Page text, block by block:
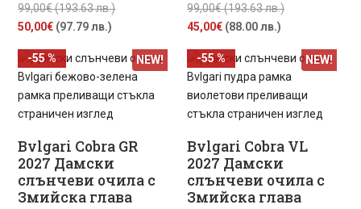
99,00€(193.63 лв.)Original
99,00€
(193.63
лв.).
50,00€ (97.79 лв.)
е:
50,00€
(97.79
лв.).
99,00€(193.63 лв.)Original
99,00€
(193.63
лв.).
45,00€ (88.00 лв.)
е:
45,00€
(88.00
лв.).
Bvlgari Cobra GR
2027 Дамски
слънчеви очила с
Змийска глава
NEW!
-55 %
Bvlgari Cobra VL
2027 Дамски
слънчеви очила с
Змийска глава
NEW!
-55 %